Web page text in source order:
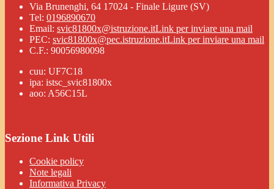
Via Brunenghi, 64 17024 - Finale Ligure (SV)
Tel: 0196890670
Email: svic81800x@istruzione.itLink per inviare una mail
PEC: svic81800x@pec.istruzione.itLink per inviare una mail
C.F.: 90056980098
cuu: UF7C18
ipa: istsc_svic81800x
aoo: A56C15L
Sezione Link Utili
Cookie policy
Note legali
Informativa Privacy